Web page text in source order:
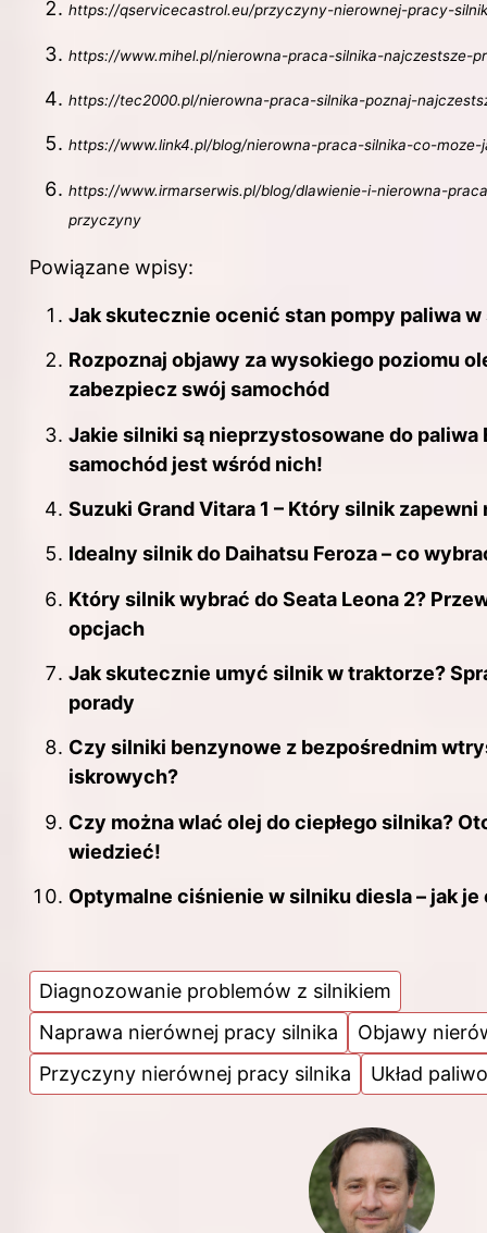
https://qservicecastrol.eu/przyczyny-nierownej-pracy-
https://www.mihel.pl/nierowna-praca-silnika-najczestsze-
https://tec2000.pl/nierowna-praca-silnika-poznaj-
https://www.link4.pl/blog/nierowna-praca-silnika-co-moze-
https://www.irmarserwis.pl/blog/dlawienie-i-nierowna-
przyczyny
Powiązane wpisy:
Jak skutecznie ocenić stan pompy paliwa
Rozpoznaj objawy za wysokiego poziomu
zabezpiecz swój samochód
Jakie silniki są nieprzystosowane do paliwa
samochód jest wśród nich!
Suzuki Grand Vitara 1 – Który silnik
Idealny silnik do Daihatsu Feroza – co
Który silnik wybrać do Seata Leona 2?
opcjach
Jak skutecznie umyć silnik w traktorze?
porady
Czy silniki benzynowe z bezpośrednim
iskrowych?
Czy można wlać olej do ciepłego silnika?
wiedzieć!
Optymalne ciśnienie w silniku diesla – jak je
Diagnozowanie problemów z silnikiem
Naprawa nierównej pracy silnika
Objawy
Przyczyny nierównej pracy silnika
Układ